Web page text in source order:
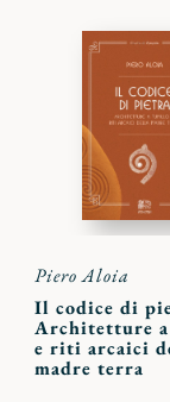
Piero Aloia
Il codice di
Architetture
e riti arcaici
madre terra